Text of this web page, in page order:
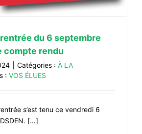
du 6 septembre
compte rendu
Catégories : À LA
: VOS ÉLUES
s’est tenu ce vendredi 6
[…]